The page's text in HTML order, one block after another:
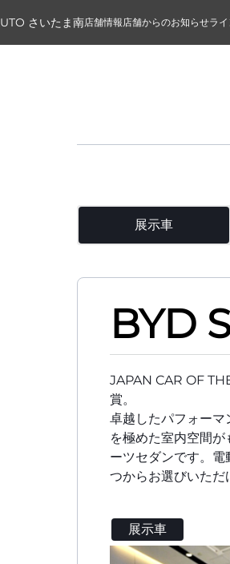
さいたま南店舗情報店舗からのお知らせラ
展示車
BYD
JAPAN CAR OF
賞。
卓越したパフォー
を極めた室内空間
ーツセダンです。
つからお選びいただ
展示車